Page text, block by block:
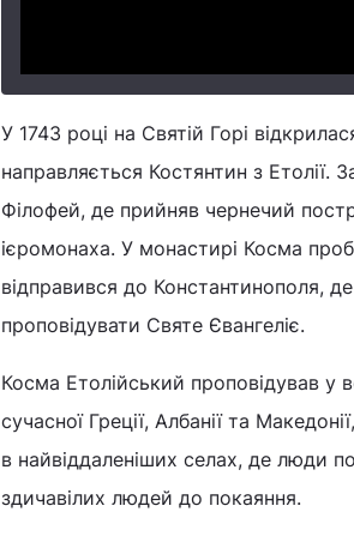
У 1743 році на Святій Горі
направляється Костянтин з Етолії.
Філофей, де прийняв чернечий
ієромонаха. У монастирі Косма
відправився до Константинополя,
проповідувати Святе Євангеліє.
Косма Етолійський проповідував у
сучасної Греції, Албанії та
в найвіддаленіших селах, де люди
здичавілих людей до покаяння.